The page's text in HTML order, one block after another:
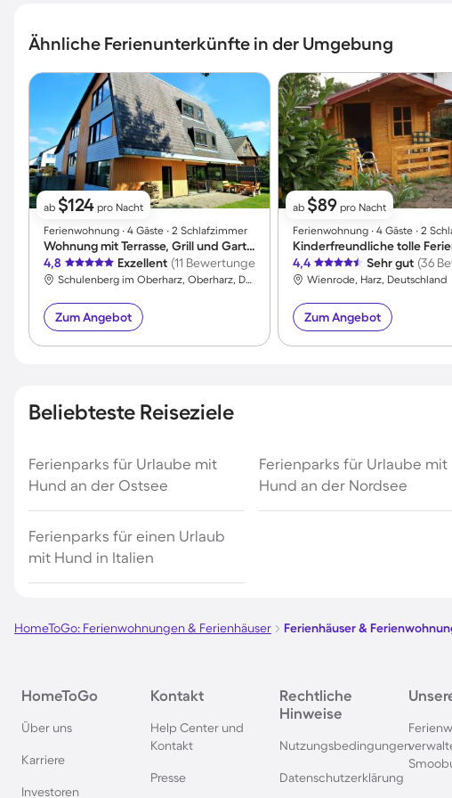
Ähnliche Ferienunterkünfte in der Umgebung
ab $124 pro Nacht
Ferienwohnung ∙ 4 Gäste ∙ 2 Schlafzimmer
Wohnung mit Terrasse, Grill und Garten | Panoramablick
4,8
Exzellent (11 Bewertungen)
Schulenberg im Oberharz, Oberharz, Deutschland
Zum Angebot
ab $89 pro Nacht
Ferienwohnung ∙ 4 Gäste ∙ 2
4,4
Sehr gut (36
Wienrode, Harz, Deutschland
Zum Angebot
Beliebteste Reiseziele
Ferienparks für Urlaube mit
Hund an der Ostsee
Ferienparks für Urlaube mit
Hund an der Nordsee
Ferienparks für einen Urlaub
mit Hund in Italien
HomeToGo: Ferienwohnungen & Ferienhäuser Ferienhäuser &
HomeToGo
Über uns
Karriere
Investoren
Kontakt
Help Center und
Kontakt
Presse
Rechtliche
Hinweise
Nutzungsbedingungen
Datenschutzerklärung